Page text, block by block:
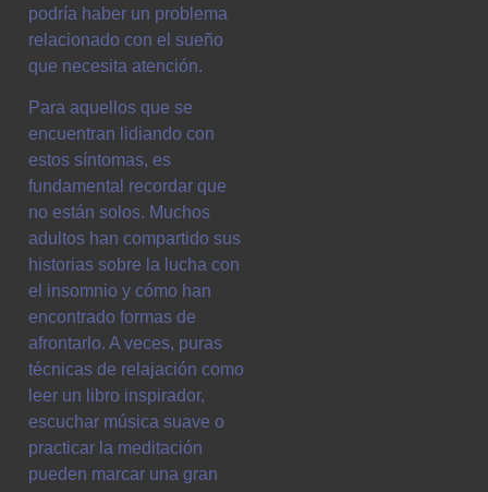
podría haber un problema
relacionado con el sueño
que necesita atención.
Para aquellos que se
encuentran lidiando con
estos síntomas, es
fundamental recordar que
no están solos. Muchos
adultos han compartido sus
historias sobre la lucha con
el insomnio y cómo han
encontrado formas de
afrontarlo. A veces, puras
técnicas de relajación como
leer un libro inspirador,
escuchar música suave o
practicar la meditación
pueden marcar una gran